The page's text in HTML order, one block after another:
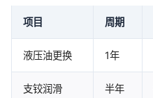
项目 周期
液压油更换 1年
支铰润滑 半年